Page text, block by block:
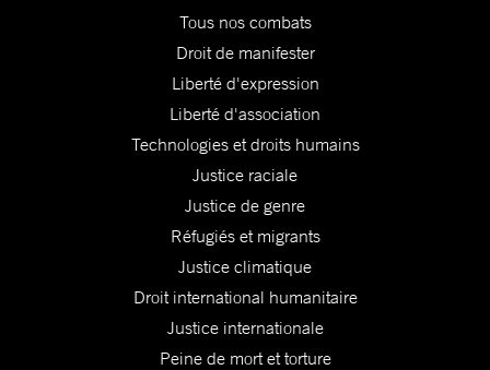
Tous nos combats
Droit de manifester
Liberté d'expression
Liberté d'association
Technologies et droits humains
Justice raciale
Justice de genre
Réfugiés et migrants
Justice climatique
Droit international humanitaire
Justice internationale
Peine de mort et torture